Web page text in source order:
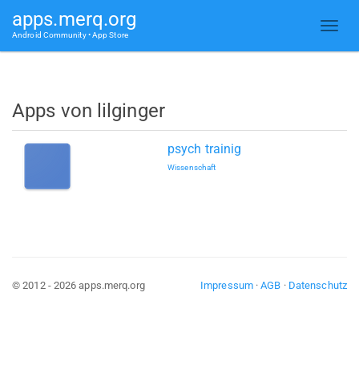
apps.merq.org
Android Community • App Store
Apps von lilginger
psych trainig
Wissenschaft
Impressum·AGB · Datenschutz
© 2012 - 2026 apps.merq.org